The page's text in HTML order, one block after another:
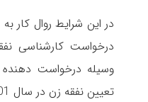
در این شرایط روال کار
درخواست کارشناسی
وسیله درخواست
تعیین نفقه زن در سال 1401 شروع گردد.